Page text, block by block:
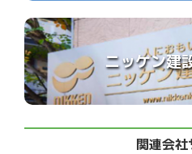
ニッケン建
関連会社